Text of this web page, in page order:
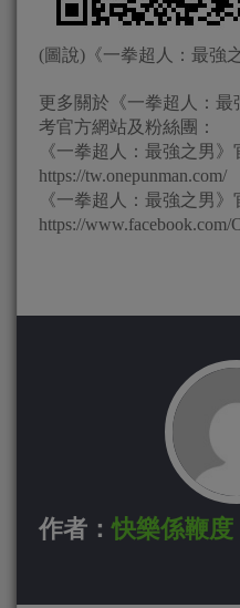
(圖說)《一拳超人：最強
更多關於《一拳超人：
考官方網站及粉絲團：
《一拳超人：最強之男》
https://tw.onepunman.com/
《一拳超人：最強之男》
https://www.facebook.com/
作者：快樂係鞭度